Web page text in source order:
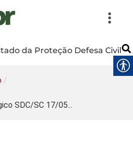
da Proteção Defesa Civil
/
SDC/SC 17/05...